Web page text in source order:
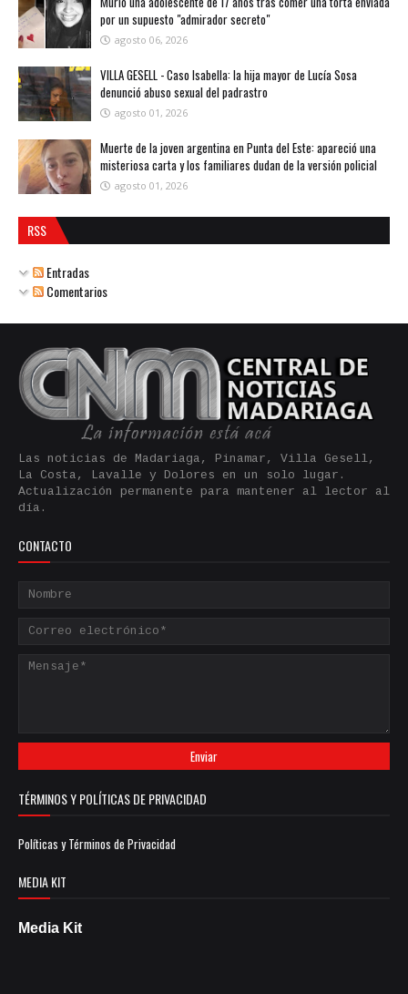
por un supuesto "admirador secreto"
agosto 06, 2026
VILLA GESELL - Caso Isabella: la hija mayor de Lucía Sosa
denunció abuso sexual del padrastro
agosto 01, 2026
Muerte de la joven argentina en Punta del Este: apareció una
misteriosa carta y los familiares dudan de la versión policial
agosto 01, 2026
RSS
Entradas
Comentarios
Las noticias de Madariaga, Pinamar, Villa Gesell,
La Costa, Lavalle y Dolores en un solo lugar.
Actualización permanente para mantener al lector al
día.
CONTACTO
TÉRMINOS Y POLÍTICAS DE PRIVACIDAD
Políticas y Términos de Privacidad
MEDIA KIT
Media Kit